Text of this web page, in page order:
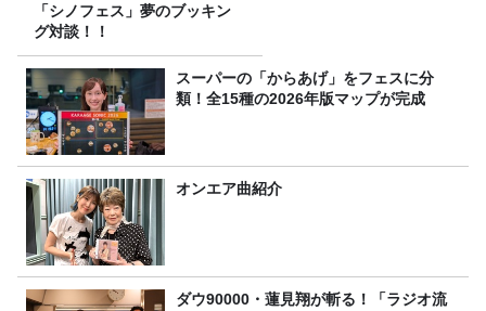
「シノフェス」夢のブッキン
グ対談！！
スーパーの「からあげ」をフェスに分
類！全15種の2026年版マップが完成
オンエア曲紹介
ダウ90000・蓮見翔が斬る！「ラジオ流